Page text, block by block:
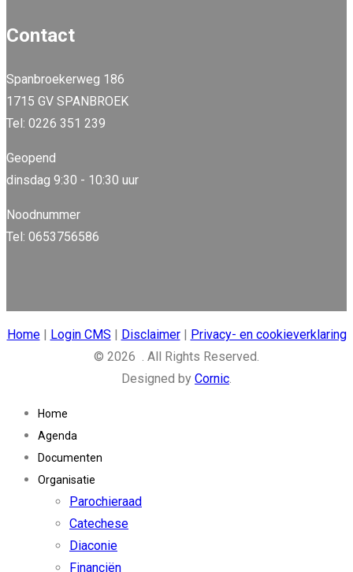
Contact
Spanbroekerweg 186
1715 GV SPANBROEK
Tel: 0226 351 239
Geopend
dinsdag 9:30 - 10:30 uur
Noodnummer
Tel: 0653756586
Home| Login CMS | Disclaimer| Privacy- en cookieverklaring
© 2026 . All Rights Reserved.
Designed by Cornic
Home
Agenda
Documenten
Organisatie
Parochieraad
Catechese
Diaconie
Financiën